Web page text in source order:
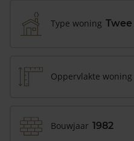
Type woning Twee
Oppervlakte woning
Bouwjaar 1982